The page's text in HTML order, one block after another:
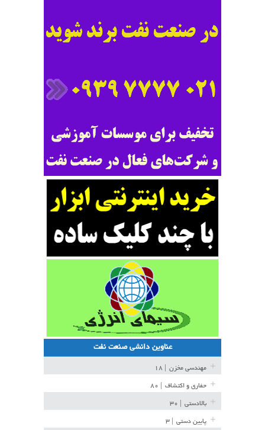
عناوین دانشی صنعت نفت
مهندسی مخزن
حفاری و اکتشاف
بالادستی
پایین دستی